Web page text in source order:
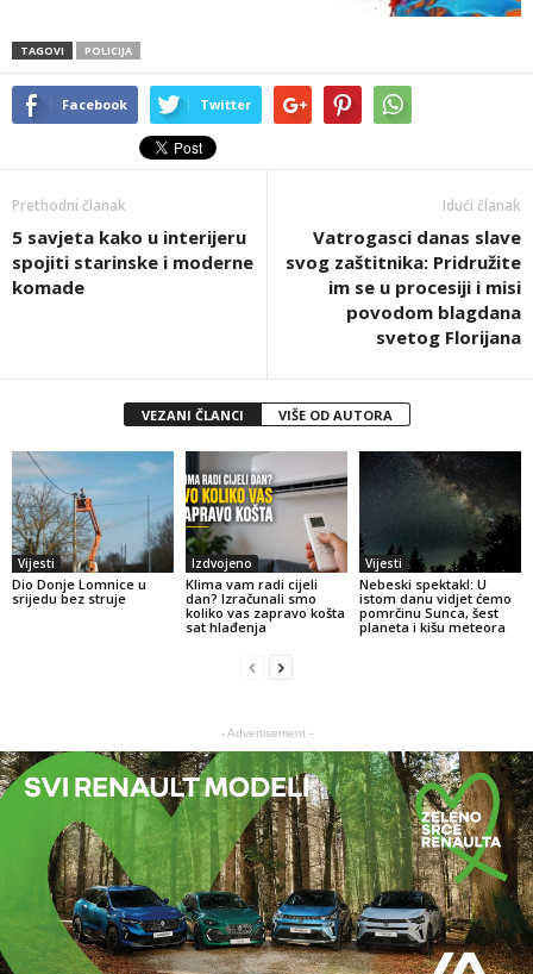
TAGOVI POLICIJA
Facebook Twitter
Prethodni članak
5 savjeta kako u interijeru
spojiti starinske i moderne
komade
Idući članak
Vatrogasci danas slave
svog zaštitnika: Pridružite
im se u procesiji i misi
povodom blagdana
svetog Florijana
VEZANI ČLANCI VIŠE OD AUTORA
Vijesti
Dio Donje Lomnice u
srijedu bez struje
Izdvojeno
Klima vam radi cijeli
dan? Izračunali smo
koliko vas zapravo košta
sat hlađenja
Vijesti
Nebeski spektakl: U
istom danu vidjet ćemo
pomrčinu Sunca, šest
planeta i kišu meteora
- Advertisement -